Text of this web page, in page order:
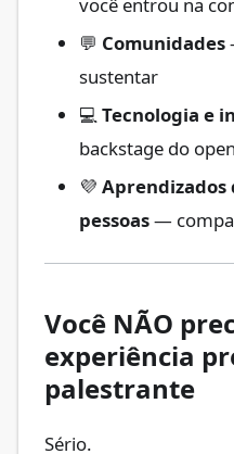
💬 Comunidades
sustentar
💻Tecnologia e
backstage do
💜 Aprendizados
pessoas—
Você NÃO
experiência
palestrante
Sério.